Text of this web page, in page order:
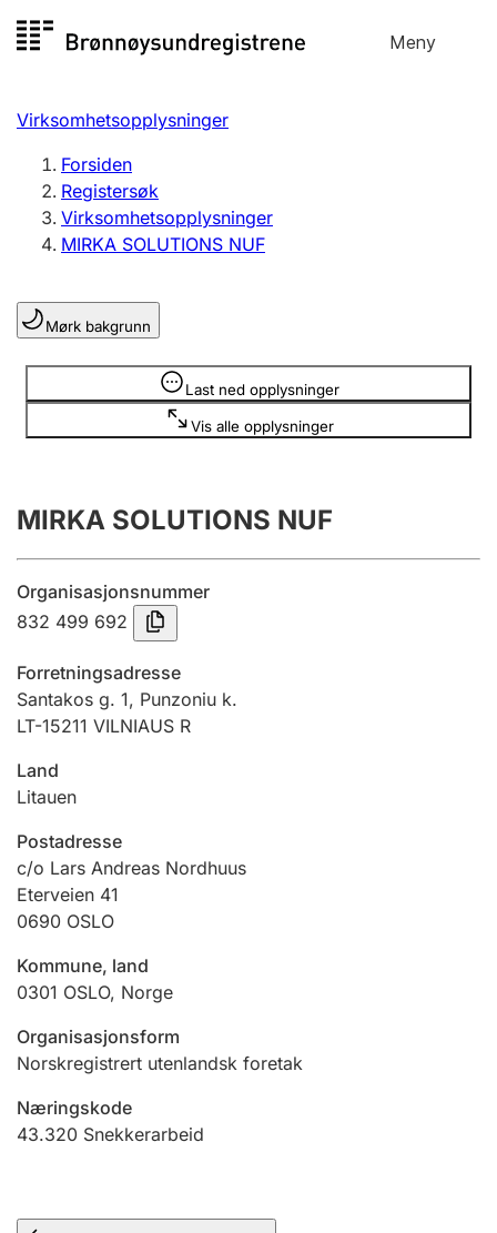
til
Meny
Registersøk
Aksjeselskap
Enkeltpersonforetak
Registrere, endre, slette
Lag og forening
Registrere, endre, slette
Årsregnskap
Innsending og forsinkelsesgebyr
Jeger
Ektepaktveileder
Offentlig sektor
Andre tema
Virksomhetsopplysninger
Forsiden
Registersøk
Virksomhetsopplysninger
MIRKA SOLUTIONS NUF
Mørk bakgrunn
Last ned opplysninger
Vis alle opplysninger
Opplysninger er skjult
MIRKA SOLUTIONS NUF
Organisasjonsnummer
832 499 692
Forretningsadresse
Santakos g. 1, Punzoniu k.
LT-15211 VILNIAUS R
Land
Litauen
Postadresse
c/o Lars Andreas Nordhuus
Eterveien 41
0690 OSLO
Kommune, land
0301 OSLO, Norge
Organisasjonsform
Norskregistrert utenlandsk foretak
Næringskode
43.320 Snekkerarbeid